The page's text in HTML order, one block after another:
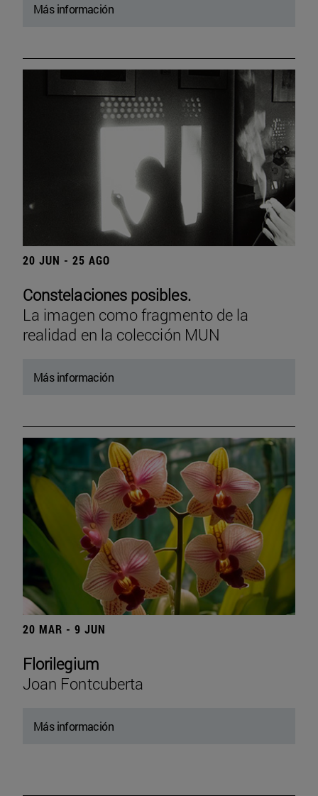
Más información
20 JUN - 25 AGO
Constelaciones posibles.
La imagen como fragmento de la
realidad en la colección MUN
Más información
20 MAR - 9 JUN
Florilegium
Joan Fontcuberta
Más información